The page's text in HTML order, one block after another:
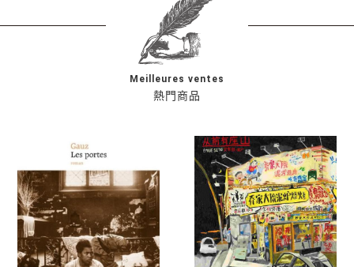
熱門商品
Meilleures ventes